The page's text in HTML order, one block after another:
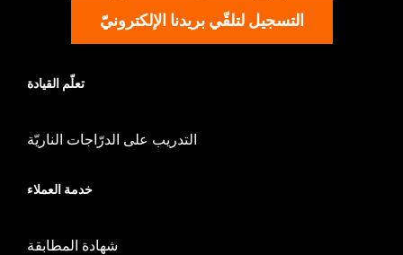
التسجيل لتلقّي بريدنا الإلكترونيّ
تعلّم القيادة
التدريب على الدرّاجات الناريّة
خدمة العملاء
شهادة المطابقة